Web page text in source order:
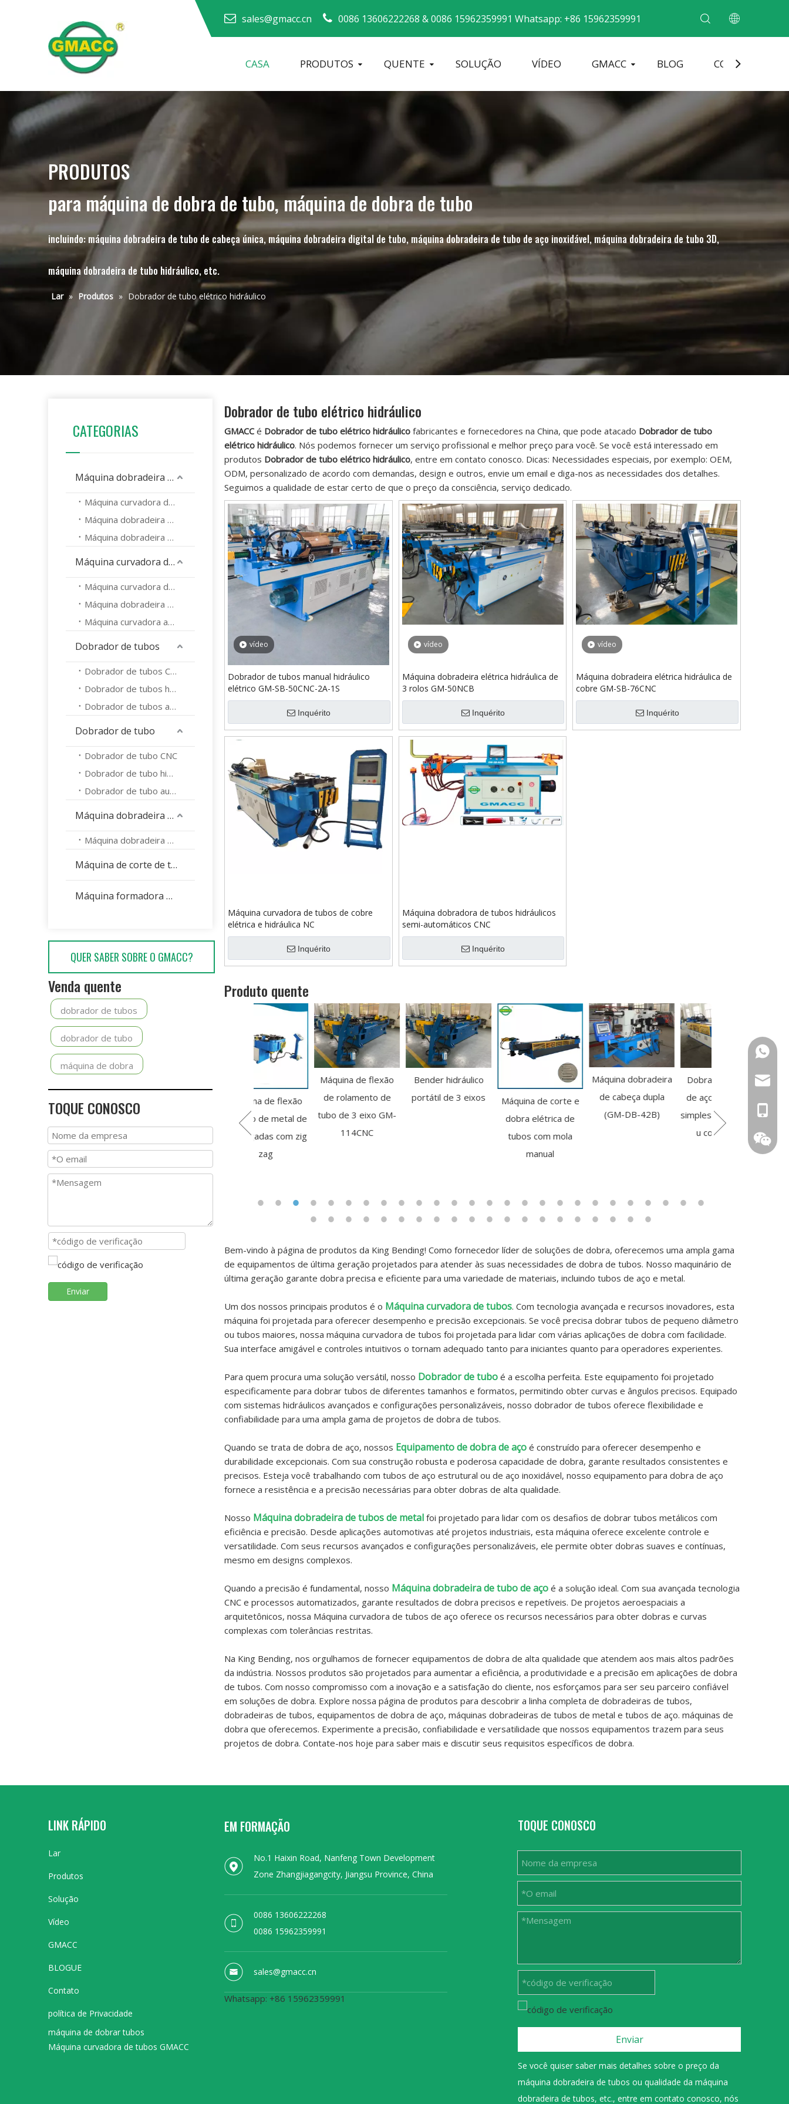
sales@gmacc.cn 0086 13606222268 &0086 15962359991 Whatsapp: +86 15962359991
CASA PRODUTOS QUENTE SOLUÇÃO VÍDEO GMACC BLOG CONTATO
PRODUTOS
para máquina de dobra de tubo, máquina de dobra de tubo
incluindo: máquina dobradeira de tubo de cabeça única, máquina dobradeira digital de tubo, máquina dobradeira de tubo de aço inoxidável, máquina dobradeira de tubo 3D,
máquina dobradeira de tubo hidráulico, etc.
Lar » Produtos » Dobrador de tubo elétrico hidráulico
CATEGORIAS
Máquina dobradeira de tubos
Máquina curvadora de tubos CNC
Máquina dobradeira de tubos hidráulicos
Máquina dobradeira automática de tubos
Máquina curvadora de tubos
Máquina curvadora de tubos CNC
Máquina dobradeira de tubo hidráulico
Máquina curvadora automática de tubos
Dobrador de tubos
Dobrador de tubos CNC
Dobrador de tubos hidráulico
Dobrador de tubos automático
Dobrador de tubo
Dobrador de tubo CNC
Dobrador de tubo hidráulico
Dobrador de tubo automático
Máquina dobradeira de cabeça dupla
Máquina dobradeira automática de cabeça dupla
Máquina de corte de tubos
Máquina formadora de extremidade de tubo
QUER SABER SOBRE O GMACC?
Venda quente
dobrador de tubos
dobrador de tubo
máquina de dobra
TOQUE CONOSCO
Enviar
Dobrador de tubo elétrico hidráulico
GMACCé Dobrador de tubo elétrico hidráulico fabricantes e fornecedores na China, que pode atacado Dobrador de tubo
elétrico hidráulico. Nós podemos fornecer um serviço profissional e melhor preço para você. Se você está interessado em
produtos Dobrador de tubo elétrico hidráulico, entre em contato conosco. Dicas: Necessidades especiais, por exemplo: OEM,
ODM, personalizado de acordo com demandas, design e outros, envie um email e diga-nos as necessidades dos detalhes.
Seguimos a qualidade de estar certo de que o preço da consciência, serviço dedicado.
vídeo
Dobrador de tubos manual hidráulico
elétrico GM-SB-50CNC-2A-1S
Inquérito
vídeo
Máquina dobradeira elétrica hidráulica de
3 rolos GM-50NCB
Inquérito
vídeo
Máquina dobradeira elétrica hidráulica de
cobre GM-SB-76CNC
Inquérito
Máquina curvadora de tubos de cobre
elétrica e hidráulica NC
Inquérito
Máquina dobradora de tubos hidráulicos
semi-automáticos CNC
Inquérito
Produto quente
diâmetro
140CNC-2A-
Máquina de flexão
CNC GM-SB-50CNC
de tubo de metal de
3 polegadas com zig
zag
Máquina de flexão
de rolamento de
tubo de 3 eixo GM-
114CNC
Bender hidráulico
portátil de 3 eixos
Máquina de corte e
dobra elétrica de
tubos com mola
Máquina dobradeira
de cabeça dupla
(GM-DB-42B)
Dobrador de tubo
de aço automático
simples em forma de
Dobrador de
semiautomático
Bem-vindo à página de produtos da King Bending! Como fornecedor líder de soluções de dobra, oferecemos uma ampla gama
de equipamentos de última geração projetados para atender às suas necessidades de dobra de tubos. Nosso maquinário de
última geração garante dobra precisa e eficiente para uma variedade de materiais, incluindo tubos de aço e metal.
Um dos nossos principais produtos é o Máquina curvadora de tubos. Com tecnologia avançada e recursos inovadores, esta
máquina foi projetada para oferecer desempenho e precisão excepcionais. Se você precisa dobrar tubos de pequeno diâmetro
ou tubos maiores, nossa máquina curvadora de tubos foi projetada para lidar com várias aplicações de dobra com facilidade.
Sua interface amigável e controles intuitivos o tornam adequado tanto para iniciantes quanto para operadores experientes.
Para quem procura uma solução versátil, nosso Dobrador de tubo é a escolha perfeita. Este equipamento foi projetado
especificamente para dobrar tubos de diferentes tamanhos e formatos, permitindo obter curvas e ângulos precisos. Equipado
com sistemas hidráulicos avançados e configurações personalizáveis, nosso dobrador de tubos oferece flexibilidade e
confiabilidade para uma ampla gama de projetos de dobra de tubos.
Quando se trata de dobra de aço, nossos Equipamento de dobra de aço é construído para oferecer desempenho e
durabilidade excepcionais. Com sua construção robusta e poderosa capacidade de dobra, garante resultados consistentes e
precisos. Esteja você trabalhando com tubos de aço estrutural ou de aço inoxidável, nosso equipamento para dobra de aço
fornece a resistência e a precisão necessárias para obter dobras de alta qualidade.
Nosso Máquina dobradeira de tubos de metal foi projetado para lidar com os desafios de dobrar tubos metálicos com
eficiência e precisão. Desde aplicações automotivas até projetos industriais, esta máquina oferece excelente controle e
versatilidade. Com seus recursos avançados e configurações personalizáveis, ele permite obter dobras suaves e contínuas,
mesmo em designs complexos.
Quando a precisão é fundamental, nosso Máquina dobradeira de tubo de aço é a solução ideal. Com sua avançada tecnologia
CNC e processos automatizados, garante resultados de dobra precisos e repetíveis. De projetos aeroespaciais a
arquitetônicos, nossa Máquina curvadora de tubos de aço oferece os recursos necessários para obter dobras e curvas
complexas com tolerâncias restritas.
Na King Bending, nos orgulhamos de fornecer equipamentos de dobra de alta qualidade que atendem aos mais altos padrões
da indústria. Nossos produtos são projetados para aumentar a eficiência, a produtividade e a precisão em aplicações de dobra
de tubos. Com nosso compromisso com a inovação e a satisfação do cliente, nos esforçamos para ser seu parceiro confiável
em soluções de dobra. Explore nossa página de produtos para descobrir a linha completa de dobradeiras de tubos,
dobradeiras de tubos, equipamentos de dobra de aço, máquinas dobradeiras de tubos de metal e tubos de aço. máquinas de
dobra que oferecemos. Experimente a precisão, confiabilidade e versatilidade que nossos equipamentos trazem para seus
projetos de dobra. Contate-nos hoje para saber mais e discutir seus requisitos específicos de dobra.
+86
0086
LINK RÁPIDO
Lar
Produtos
Solução
Vídeo
GMACC
BLOGUE
Contato
política de Privacidade
máquina de dobrar tubos
Máquina curvadora de tubos GMACC
EM FORMAÇÃO
No.1 Haixin Road, Nanfeng Town Development
Zone Zhangjiagangcity, Jiangsu Province, China
0086 13606222268
0086 15962359991
sales@gmacc.cn
Whatsapp: +86 15962359991
TOQUE CONOSCO
Enviar
Se você quiser saber mais detalhes sobre o preço da
máquina dobradeira de tubos ou qualidade da máquina
dobradeira de tubos, etc., entre em contato conosco, nós